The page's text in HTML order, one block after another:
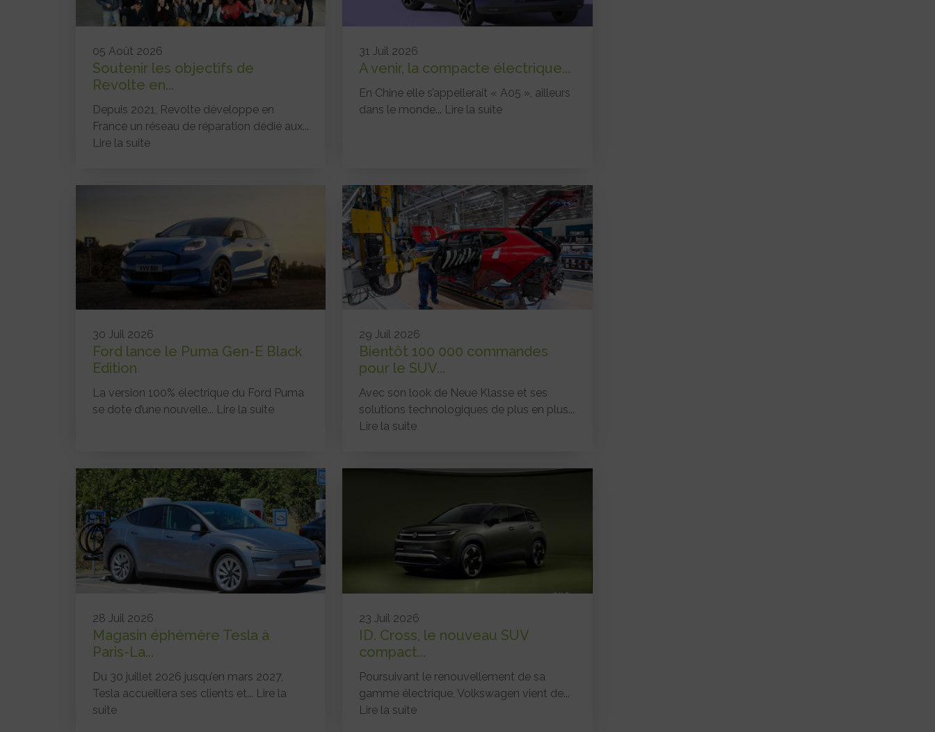
05 Août 2026
Soutenir les objectifs de
Revolte en...
Depuis 2021, Revolte développe en
France un réseau de réparation dédié aux...
Lire la suite
31 Juil 2026
A venir, la compacte électrique...
En Chine elle s’appellerait « A05 », ailleurs
dans le monde... Lire la suite
30 Juil 2026
Ford lance le Puma Gen-E Black
Edition
La version 100% électrique du Ford Puma
se dote d’une nouvelle... Lire la suite
29 Juil 2026
Bientôt 100 000 commandes
pour le SUV...
Avec son look de Neue Klasse et ses
solutions technologiques de plus en plus...
Lire la suite
28 Juil 2026
Magasin éphémère Tesla à
Paris-La...
Du 30 juillet 2026 jusqu’en mars 2027,
Tesla accueillera ses clients et... Lire la
suite
23 Juil 2026
ID. Cross, le nouveau SUV
compact...
Poursuivant le renouvellement de sa
gamme électrique, Volkswagen vient de...
Lire la suite